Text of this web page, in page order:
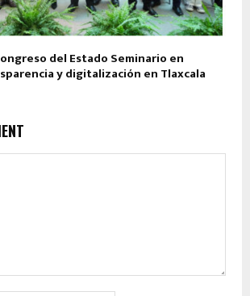
del Estado Seminario en
y digitalización en Tlaxcala